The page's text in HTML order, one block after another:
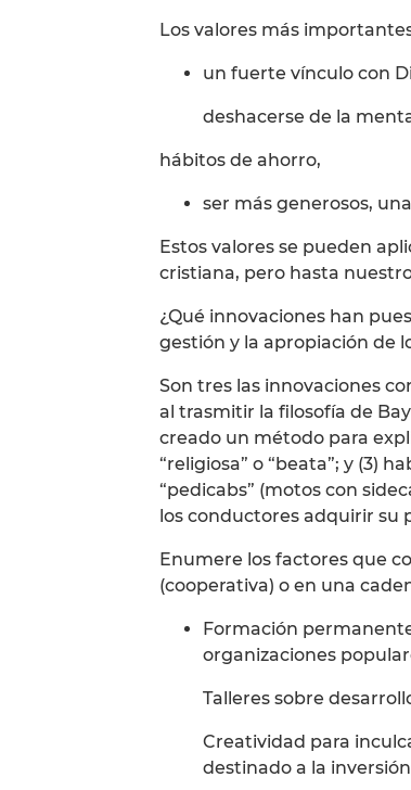
Los valores más
un fuerte vínculo con
deshacerse de la
hábitos de ahorro,
ser más generosos,
Estos valores se pueden
cristiana, pero hasta
¿Qué innovaciones han
gestión y la apropiación de
Son tres las innovaciones
al trasmitir la filosofía de
creado un método para
“religiosa” o “beata”; y (3)
“pedicabs” (motos con
los conductores adquirir su
Enumere los factores que
(cooperativa) o en una
Formación
organizaciones
Talleres sobre
Creatividad para
destinado a la